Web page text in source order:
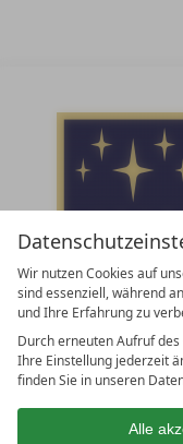
Wir nutzen Cookies auf
sind essenziell, während
und Ihre Erfahrung zu
Durch erneuten Aufruf
Ihre Einstellung jederzeit
finden Sie in unseren
Alle
Kontakt
WIR SIND
Partnerhotel
LASSEN SIE